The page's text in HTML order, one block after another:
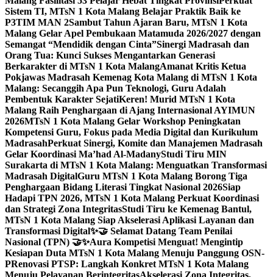
Sistem TI, MTsN 1 Kota Malang Belajar Praktik Baik ke
P3TIM MAN 2Sambut Tahun Ajaran Baru, MTsN 1 Kota
Malang Gelar Apel Pembukaan Matamuda 2026/2027 dengan
Semangat “Mendidik dengan Cinta”Sinergi Madrasah dan
Orang Tua: Kunci Sukses Mengantarkan Generasi
Berkarakter di MTsN 1 Kota MalangAmanat Kritis Ketua
Pokjawas Madrasah Kemenag Kota Malang di MTsN 1 Kota
Malang: Secanggih Apa Pun Teknologi, Guru Adalah
Pembentuk Karakter SejatiKeren! Murid MTsN 1 Kota
Malang Raih Penghargaan di Ajang Internasional AYIMUN
2026MTsN 1 Kota Malang Gelar Workshop Peningkatan
Kompetensi Guru, Fokus pada Media Digital dan Kurikulum
MadrasahPerkuat Sinergi, Komite dan Manajemen Madrasah
Gelar Koordinasi Ma’had Al-MadanyStudi Tiru MIN
Surakarta di MTsN 1 Kota Malang: Menguatkan Transformasi
Madrasah DigitalGuru MTsN 1 Kota Malang Borong Tiga
Penghargaan Bidang Literasi Tingkat Nasional 2026Siap
Hadapi TPN 2026, MTsN 1 Kota Malang Perkuat Koordinasi
dan Strategi Zona IntegritasStudi Tiru ke Kemenag Bantul,
MTsN 1 Kota Malang Siap Akselerasi Aplikasi Layanan dan
Transformasi Digital✨🤝 Selamat Datang Team Penilai
Nasional (TPN) 🤝✨Aura Kompetisi Menguat! Mengintip
Kesiapan Duta MTsN 1 Kota Malang Menuju Panggung OSN-
PRenovasi PTSP: Langkah Konkret MTsN 1 Kota Malang
Menuju Pelayanan BerintegritasAkselerasi Zona Integritas,